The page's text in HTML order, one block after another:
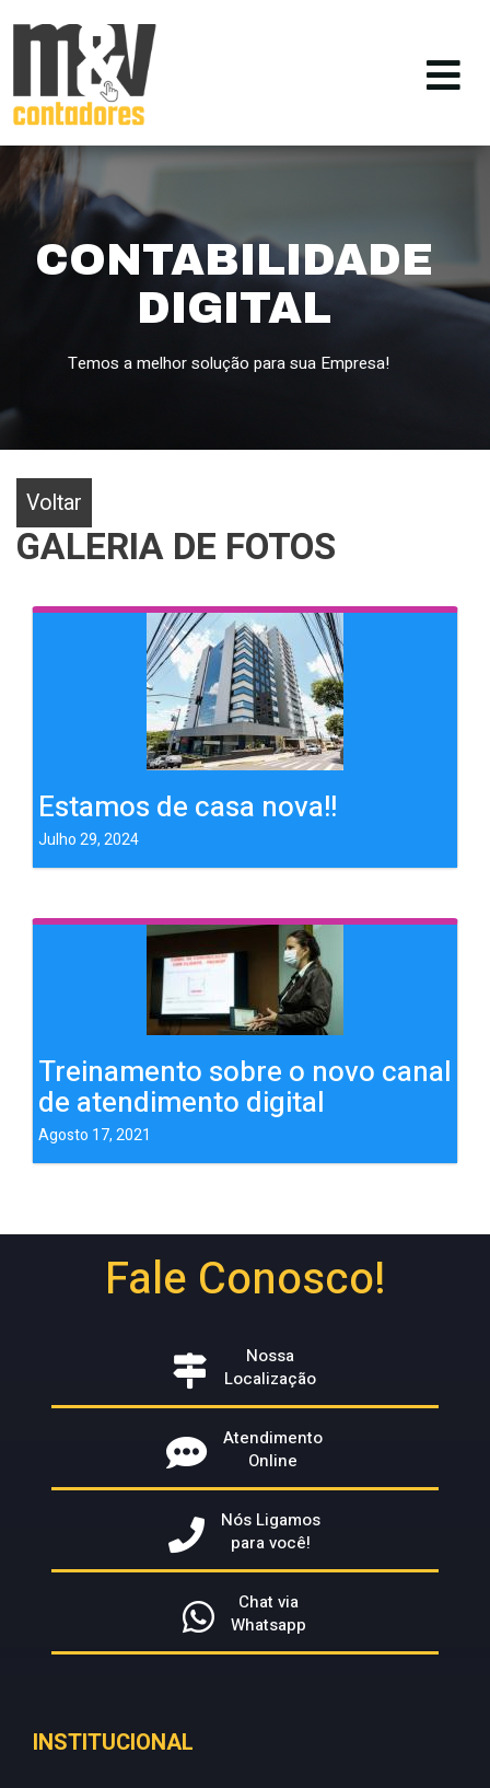
CONTABILIDADE
DIGITAL
Temos a melhor solução para sua Empresa!
Voltar
GALERIA DE FOTOS
Estamos de casa nova!!
Julho 29, 2024
Treinamento sobre o novo canal
de atendimento digital
Agosto 17, 2021
Fale Conosco!
Nossa
Localização
Atendimento
Online
Nós Ligamos
para você!
Chat via
Whatsapp
INSTITUCIONAL